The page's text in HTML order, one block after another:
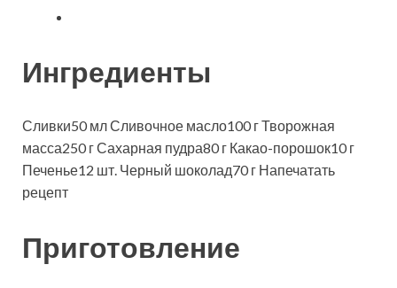
Ингредиенты
Сливки50 мл Сливочное масло100 г Творожная
масса250 г Сахарная пудра80 г Какао-порошок10 г
Печенье12 шт. Черный шоколад70 г Напечатать
рецепт
Приготовление